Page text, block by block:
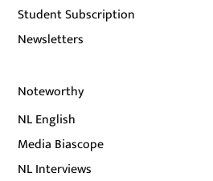
Student Subscription
Newsletters
Noteworthy
NL English
Media Biascope
NL Interviews